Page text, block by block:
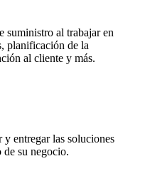
suministro al trabajar en
planificación de la
al cliente y más.
y entregar las soluciones
de su negocio.